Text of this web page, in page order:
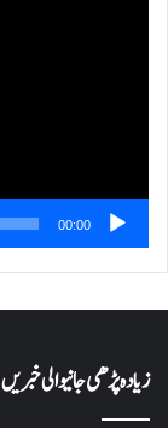
00:00
زیادہ پڑھی جانیوالی خبریں